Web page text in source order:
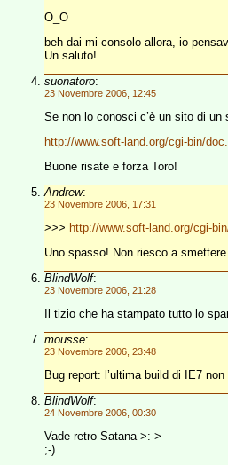
O_O
beh dai mi consolo allora, io
Un saluto!
suonatoro:
23 Novembre 2006, 12:45
Se non lo conosci c’è un sito di
http://www.soft-land.org/cgi-bin/
Buone risate e forza Toro!
Andrew:
23 Novembre 2006, 17:31
>>> http://www.soft-land.org/cgi-
Uno spasso! Non riesco a
BlindWolf:
23 Novembre 2006, 21:28
Il tizio che ha stampato tutto lo
mousse:
23 Novembre 2006, 23:48
Bug report: l’ultima build di IE7
BlindWolf:
24 Novembre 2006, 00:30
Vade retro Satana >:->
;-)